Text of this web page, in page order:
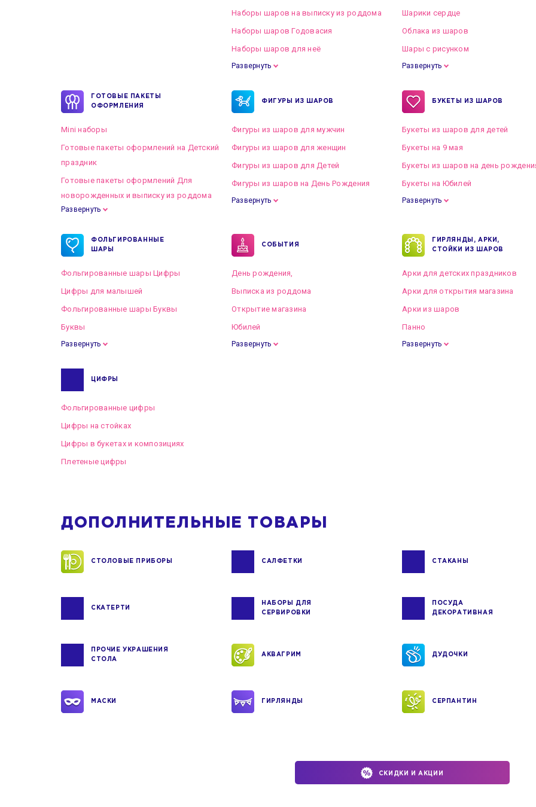
Наборы шаров на выписку из роддома
Наборы шаров Годовасия
Наборы шаров для неё
Развернуть
Шарики сердце
Облака из шаров
Шары с рисунком
Развернуть
ГОТОВЫЕ ПАКЕТЫ
ОФОРМЛЕНИЯ
Mini наборы
Готовые пакеты оформлений на Детский
праздник
Готовые пакеты оформлений Для
новорожденных и выписку из роддома
Готовые пакеты оформлений на Свадьбу
Развернуть
ФИГУРЫ ИЗ ШАРОВ
Фигуры из шаров для мужчин
Фигуры из шаров для женщин
Фигуры из шаров для Детей
Фигуры из шаров на День Рождения
Развернуть
БУКЕТЫ ИЗ ШАРОВ
Букеты из шаров для детей
Букеты на 9 мая
Букеты из шаров на день
Букеты на Юбилей
Развернуть
ФОЛЬГИРОВАННЫЕ
ШАРЫ
Фольгированные шары Цифры
Цифры для малышей
Фольгированные шары Буквы
Буквы
Развернуть
СОБЫТИЯ
День рождения,
Выписка из роддома
Открытие магазина
Юбилей
Развернуть
ГИРЛЯНДЫ, АРКИ,
СТОЙКИ ИЗ ШАРОВ
Арки для детских праздников
Арки для открытия магазина
Арки из шаров
Панно
Развернуть
ЦИФРЫ
Фольгированные цифры
Цифры на стойках
Цифры в букетах и композициях
Плетеные цифры
ДОПОЛНИТЕЛЬНЫЕ ТОВАРЫ
СТОЛОВЫЕ ПРИБОРЫ САЛФЕТКИ СТАКАНЫ
СКАТЕРТИ
НАБОРЫ ДЛЯ
СЕРВИРОВКИ
ПОСУДА
ДЕКОРАТИВНАЯ
ПРОЧИЕ УКРАШЕНИЯ
СТОЛА
АКВАГРИМ ДУДОЧКИ
МАСКИ ГИРЛЯНДЫ СЕРПАНТИН
СКИДКИ И АКЦИИ